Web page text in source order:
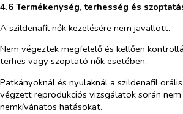
4.6 Termékenység, terhesség és
A szildenafil nők kezelésére nem javallott.
Nem végeztek megfelelő és kellően
terhes vagy szoptató nők esetében.
Patkányoknál és nyulaknál a szildenafil
végzett reprodukciós vizsgálatok során
nemkívánatos hatásokat.